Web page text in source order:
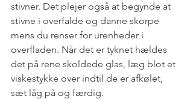
stivner. Det plejer også at begynde at
stivne i overfalde og danne skorpe
mens du renser for urenheder i
overfladen. Når det er tyknet hældes
det på rene skoldede glas, læg blot et
viskestykke over indtil de er afkølet,
sæt låg på og færdig.